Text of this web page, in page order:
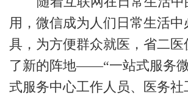
用，微信成为人们日常生活
具，为方便群众就医，省二医
了新的阵地——“一站式服务
式服务中心工作人员、医务社